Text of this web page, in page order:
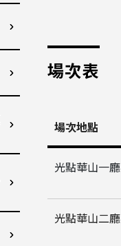
場次表
場次地點
光點華山一廳
光點華山二廳